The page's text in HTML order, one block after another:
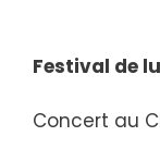
Festival de
Concert au